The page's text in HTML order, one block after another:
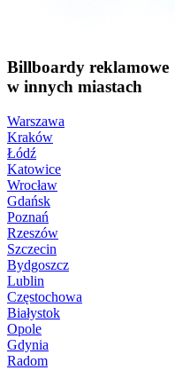
Billboardy reklamowe
w innych miastach
Warszawa
Kraków
Łódź
Katowice
Wrocław
Gdańsk
Poznań
Rzeszów
Szczecin
Bydgoszcz
Lublin
Częstochowa
Białystok
Opole
Gdynia
Radom